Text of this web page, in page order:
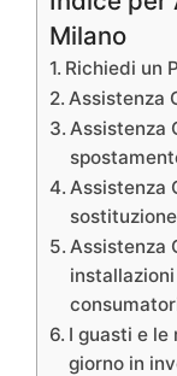
Milano
Richiedi un
Assistenza
Assistenza
Assistenza
Assistenza
I guasti e le
giorno in